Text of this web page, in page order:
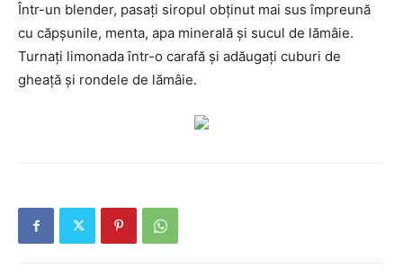
Într-un blender, pasați siropul obținut mai sus împreună
cu căpșunile, menta, apa minerală și sucul de lămâie.
Turnați limonada într-o carafă și adăugați cuburi de
gheață și rondele de lămâie.